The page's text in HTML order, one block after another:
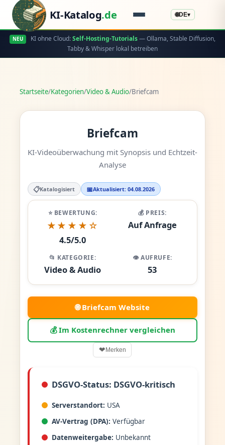
KI-Katalog.de 🌐DE▾
NEU KI ohne Cloud:Self-Hosting-Tutorials— Ollama, Stable Diffusion,
Tabby & Whisper lokal betreiben
Startseite/Kategorien/Video & Audio/Briefcam
Briefcam
KI-Videoüberwachung mit Synopsis und Echtzeit-
Analyse
📋Katalogisiert 📅Aktualisiert: 04.08.2026
⭐ BEWERTUNG:
★★★★☆
4.5/5.0
💰 PREIS:
Auf Anfrage
📂 KATEGORIE:
Video & Audio
👁️ AUFRUFE:
53
🌐 Briefcam Website
💰 Im Kostenrechner vergleichen
❤Merken
DSGVO-Status: DSGVO-kritisch
Serverstandort: USA
AV-Vertrag (DPA): Verfügbar
Datenweitergabe: Unbekannt